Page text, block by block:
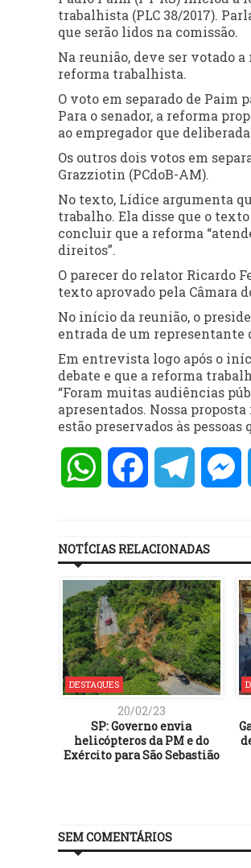
trabalhista (PLC 38/2017).
que serão lidos na comissão.
Na reunião, deve ser votado
reforma trabalhista.
O voto em separado de Paim
Para o senador, a reforma
ao empregador que
Os outros dois votos em
Grazziotin (PCdoB-AM).
No texto, Lídice argumenta
trabalho. Ela disse que o
concluir que a reforma
direitos”.
O parecer do relator Ricardo
texto aprovado pela Câmara
No início da reunião, o
entrada de um representante
Em entrevista logo após o
debate e que a reforma
“Foram muitas audiências
apresentados. Nossa
estão preservados às
WhatsAppFacebook
NOTÍCIAS RELACIONADAS
DESTAQUES
20/02/23
SP: Governo envia
helicópteros da PM e do
Exército para São Sebastião
SEM COMENTÁRIOS